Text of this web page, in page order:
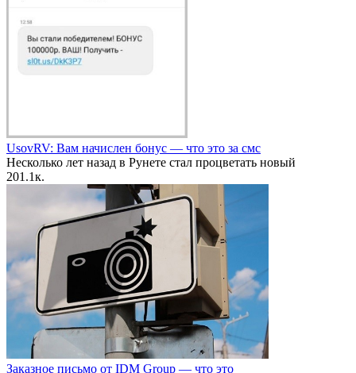
UsovRV: Вам начислен бонус — что это за смс
Несколько лет назад в Рунете стал процветать новый
201.1к.
Заказное письмо от IDM Group — что это